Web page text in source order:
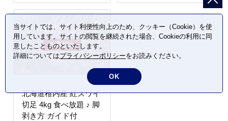
北海道稚内産 紅ズワイ
切足 4kg 食べ放題 ♪ 脚
剥き方 ガイド付
当サイトでは、サイト利便性向上のため、クッキー（Cookie）を使
用しています。サイトの閲覧を継続された場合、Cookieの利用に同
意したことものといたします。
詳細についてはプライバシーポリシーをお読みください。
OK